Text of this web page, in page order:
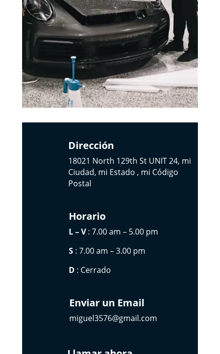
Dirección
18021 North 129th St UNIT 24, mi
Ciudad, mi Estado , mi Código
Postal
Horario
L – V: 7.00 am – 5.00 pm
S: 7.00 am – 3.00 pm
D : Cerrado
Enviar un Email
miguel3576@gmail.com